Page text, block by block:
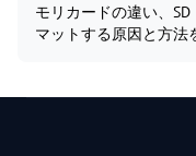
モリカードの違い、SD
マットする原因と方法